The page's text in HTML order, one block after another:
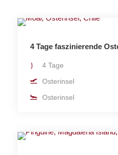
4 Tage faszinierende
4 Tage
Osterinsel
Osterinsel